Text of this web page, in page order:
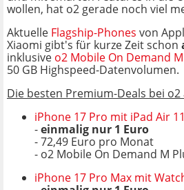
wollen, hat o2 gerade noch viel
Aktuelle Flagship-Phones von
Xiaomi gibt's für kurze Zeit schon
inklusive o2 Mobile On Demand
50 GB Highspeed-Datenvolumen.
Die besten Premium-Deals bei o2
iPhone 17 Pro mit iPad Air
-einmalig nur 1 Euro
- 72,49 Euro pro Monat
- o2 Mobile On Demand M
iPhone 17 Pro Max mit